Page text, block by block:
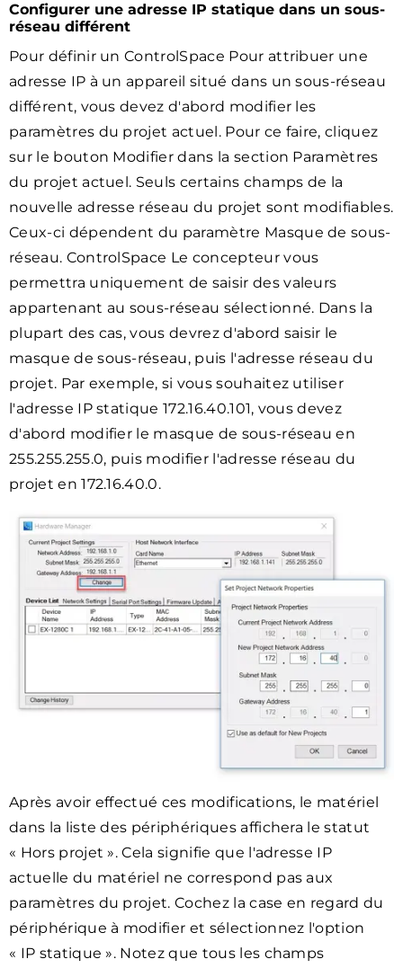
Configurer une adresse IP statique dans un sous-
réseau différent
Pour définir un ControlSpace Pour attribuer une
adresse IP à un appareil situé dans un sous-réseau
différent, vous devez d'abord modifier les
paramètres du projet actuel. Pour ce faire, cliquez
sur le bouton Modifier dans la section Paramètres
du projet actuel. Seuls certains champs de la
nouvelle adresse réseau du projet sont modifiables.
Ceux-ci dépendent du paramètre Masque de sous-
réseau. ControlSpace Le concepteur vous
permettra uniquement de saisir des valeurs
appartenant au sous-réseau sélectionné. Dans la
plupart des cas, vous devrez d'abord saisir le
masque de sous-réseau, puis l'adresse réseau du
projet. Par exemple, si vous souhaitez utiliser
l'adresse IP statique 172.16.40.101, vous devez
d'abord modifier le masque de sous-réseau en
255.255.255.0, puis modifier l'adresse réseau du
projet en 172.16.40.0.
Après avoir effectué ces modifications, le matériel
dans la liste des périphériques affichera le statut
« Hors projet ». Cela signifie que l'adresse IP
actuelle du matériel ne correspond pas aux
paramètres du projet. Cochez la case en regard du
périphérique à modifier et sélectionnez l'option
« IP statique ». Notez que tous les champs